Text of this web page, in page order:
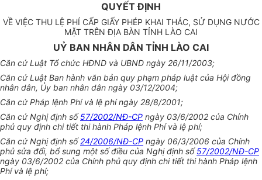
QUYẾT ĐỊNH
VỀ VIỆC THU LỆ PHÍ CẤP GIẤY PHÉP KHAI THÁC, SỬ DỤNG NƯỚC
MẶT TRÊN ĐỊA BÀN TỈNH LÀO CAI
UỶ BAN NHÂN DÂN TỈNH LÀO CAI
Căn cứ Luật Tổ chức HĐND và UBND ngày 26/11/2003;
Căn cứ Luật Ban hành văn bản quy phạm pháp luật của Hội đồng
nhân dân, Ủy ban nhân dân ngày 03/12/2004;
Căn cứ Pháp lệnh Phí và lệ phí ngày 28/8/2001;
Căn cứ Nghị định số57/2002/NĐ-CP ngày 03/6/2002 của Chính
phủ quy định chi tiết thi hành Pháp lệnh Phí và lệ phí;
Căn cứ Nghị định số24/2006/NĐ-CP ngày 06/3/2006 của Chính
phủ sửa đổi, bổ sung một số điều của Nghị định số57/2002/NĐ-CP
ngày 03/6/2002 của Chính phủ quy định chi tiết thi hành Pháp lệnh
Phí và lệ phí;